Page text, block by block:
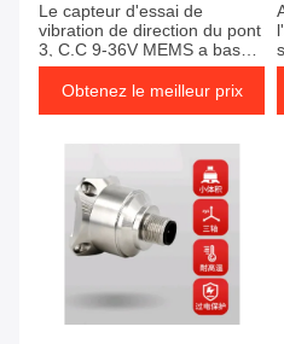
Le capteur d'essai de
vibration de direction du pont
3, C.C 9-36V MEMS a basé
l'accéléromètre
Obtenez le meilleur prix